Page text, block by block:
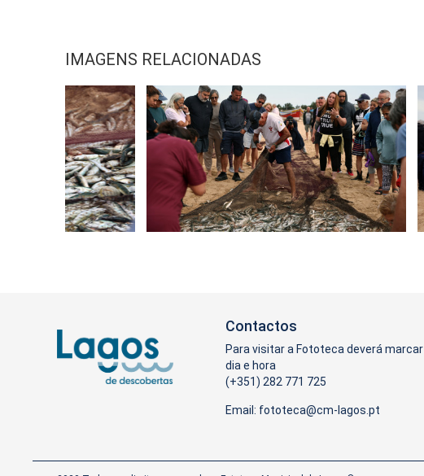
IMAGENS RELACIONADAS
Contactos
Para visitar a Fototeca deverá marcar
dia e hora
(+351) 282 771 725
Email: